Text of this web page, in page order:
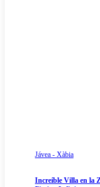
Jávea - Xàbia
Increíble Villa en la